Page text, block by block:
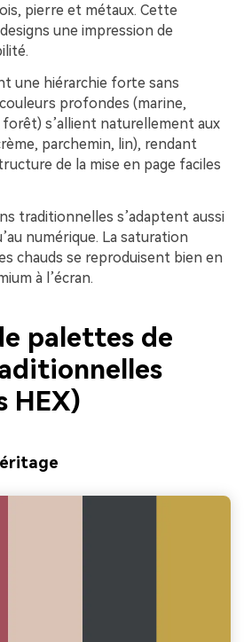
pierre et métaux. Cette
une impression de
une hiérarchie forte sans
profondes (marine,
s’allient naturellement aux
parchemin, lin), rendant
de la mise en page faciles
traditionnelles s’adaptent aussi
numérique. La saturation
chauds se reproduisent bien en
à l’écran.
palettes de
HEX)